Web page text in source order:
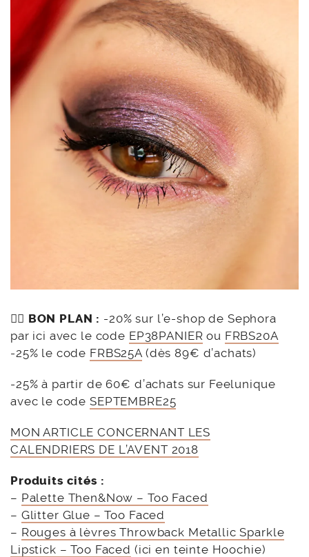
👉🏻 BON PLAN : -20% sur l’e-shop de Sephora
par ici avec le code EP38PANIER ou FRBS20A
-25% le code FRBS25A (dès 89€ d’achats)
-25% à partir de 60€ d’achats sur Feelunique
avec le codeSEPTEMBRE25
MON ARTICLE CONCERNANT LES
CALENDRIERS DE L’AVENT 2018
Produits cités :
– Palette Then&Now – Too Faced
– Glitter Glue – Too Faced
– Rouges à lèvres Throwback Metallic Sparkle
Lipstick – Too Faced (ici en teinte Hoochie)